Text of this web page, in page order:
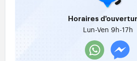
Horaires
Lun-Ven 9h-17h